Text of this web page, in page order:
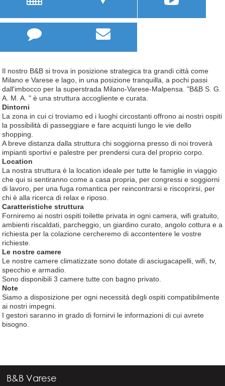
 
Il nostro B&B si trova in posizione strategica tra grandi città come
Milano e Varese e lago, in una posizione tranquilla, a pochi passi
dall'imbocco per la superstrada Milano-Varese-Malpensa. "B&B S. G.
A. M. A. " è una struttura accogliente e curata.
Dintorni
La zona in cui ci troviamo ed i luoghi circostanti offrono ai nostri ospiti
la possibilità di passeggiare e fare acquisti lungo le vie dello
shopping.
A breve distanza dalla struttura chi soggiorna presso di noi troverà
impianti sportivi e palestre per prendersi cura del proprio corpo.
Location
La nostra struttura è la location ideale per tutte le famiglie in viaggio
che qui si sentiranno come a casa propria, per congressi e soggiorni
di lavoro, per una fuga romantica per reincontrarsi e riscoprirsi, per
chi è alla ricerca di relax e riposo.
Caratteristiche struttura
Forniremo ai nostri ospiti toilette privata in ogni camera, wifi gratuito,
ambienti riscaldati, parcheggio, un giardino curato, angolo cottura e a
richiesta per la colazione cercheremo di accontentere le vostre
richieste.
Le nostre camere
Le nostre camere climatizzate sono dotate di asciugacapelli, wifi, tv,
specchio e armadio.
Sono disponibili 3 camere tutte con bagno privato.
Note
Siamo a disposizione per ogni necessità degli ospiti compatibilmente
ai nostri impegni.
I gestori saranno in grado di fornirvi le informazioni di cui avrete
bisogno.
B&B Varese